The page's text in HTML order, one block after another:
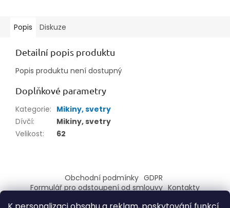
Popis Diskuze
Detailní popis produktu
Popis produktu není dostupný
Doplňkové parametry
Kategorie: Mikiny, svetry
Dívčí:
Mikiny, svetry
Velikost: 62
p
a
Obchodní podmínky GDPR
Formulář pro odstoupení od smlouvy Kontakty